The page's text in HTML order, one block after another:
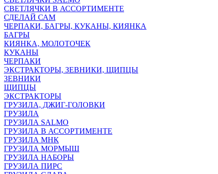
СВЕТЛЯЧКИ В АССОРТИМЕНТЕ
СДЕЛАЙ САМ
ЧЕРПАКИ, БАГРЫ, КУКАНЫ, КИЯНКА
БАГРЫ
КИЯНКА, МОЛОТОЧЕК
КУКАНЫ
ЧЕРПАКИ
ЭКСТРАКТОРЫ, ЗЕВНИКИ, ЩИПЦЫ
ЗЕВНИКИ
ЩИПЦЫ
ЭКСТРАКТОРЫ
ГРУЗИЛА, ДЖИГ-ГОЛОВКИ
ГРУЗИЛА
ГРУЗИЛА SALMO
ГРУЗИЛА В АССОРТИМЕНТЕ
ГРУЗИЛА МНК
ГРУЗИЛА МОРМЫШ
ГРУЗИЛА НАБОРЫ
ГРУЗИЛА ПИРС